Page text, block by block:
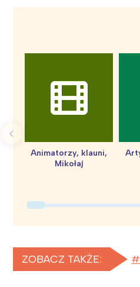
Animatorzy, klauni,
Mikołaj
ZOBACZ TAKŻE: